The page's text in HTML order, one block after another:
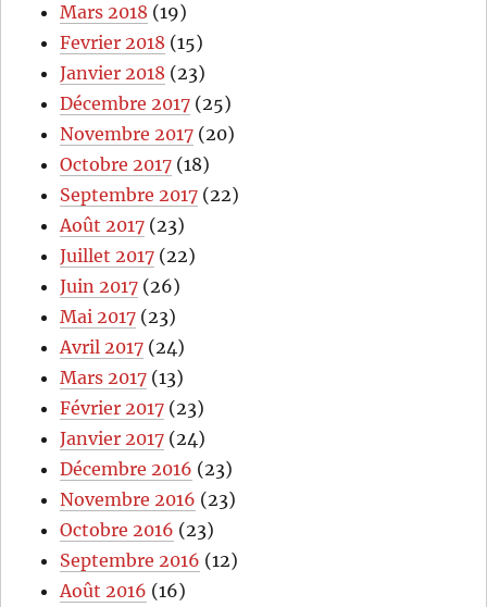
Mars 2018 (19)
Fevrier 2018 (15)
Janvier 2018 (23)
Décembre 2017 (25)
Novembre 2017 (20)
Octobre 2017 (18)
Septembre 2017 (22)
Août 2017 (23)
Juillet 2017 (22)
Juin 2017 (26)
Mai 2017 (23)
Avril 2017 (24)
Mars 2017 (13)
Février 2017 (23)
Janvier 2017 (24)
Décembre 2016 (23)
Novembre 2016 (23)
Octobre 2016 (23)
Septembre 2016 (12)
Août 2016 (16)